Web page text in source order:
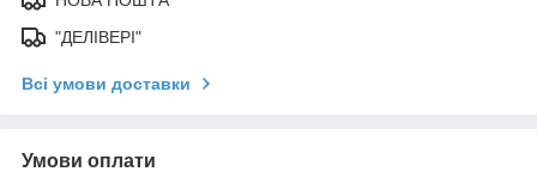
"ДЕЛІВЕРІ"
Всі умови доставки
Умови оплати